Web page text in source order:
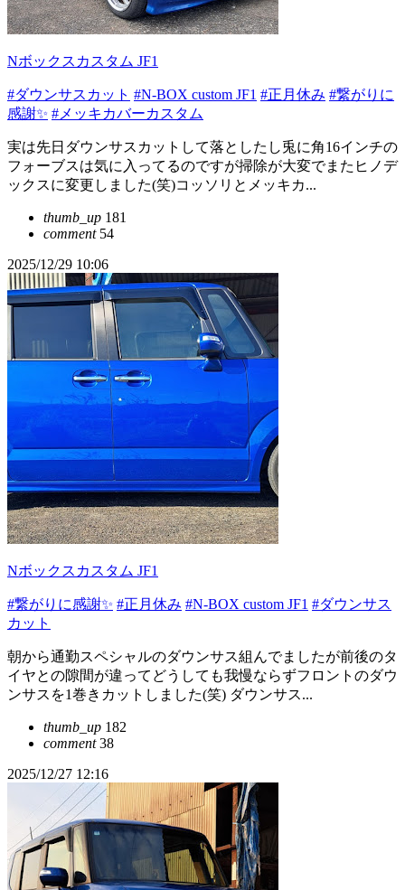
Nボックスカスタム JF1
#ダウンサスカット #N-BOX custom JF1 #正月休み #繋がりに
感謝✨ #メッキカバーカスタム
実は先日ダウンサスカットして落としたし兎に角16インチの
フォーブスは気に入ってるのですが掃除が大変でまたヒノデ
ックスに変更しました(笑)コッソリとメッキカ...
thumb_up 181
comment54
2025/12/29 10:06
Nボックスカスタム JF1
#繋がりに感謝✨ #正月休み #N-BOX custom JF1 #ダウンサス
カット
朝から通勤スペシャルのダウンサス組んでましたが前後のタ
イヤとの隙間が違ってどうしても我慢ならずフロントのダウ
ンサスを1巻きカットしました(笑) ダウンサス...
thumb_up 182
comment38
2025/12/27 12:16